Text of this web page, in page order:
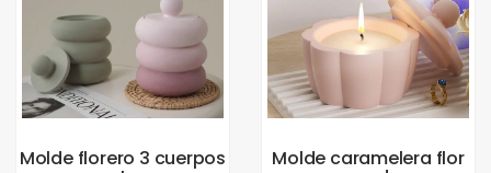
Molde florero 3 cuerpos Molde caramelera flor